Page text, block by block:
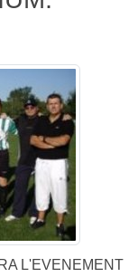
L'EVENEMENT